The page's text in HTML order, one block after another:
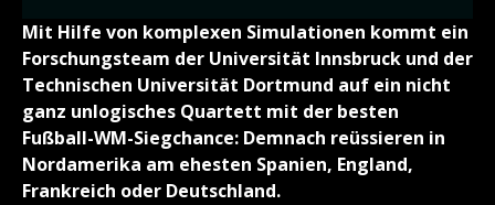
Mit Hilfe von komplexen Simulationen kommt ein
Forschungsteam der Universität Innsbruck und der
Technischen Universität Dortmund auf ein nicht
ganz unlogisches Quartett mit der besten
Fußball-WM-Siegchance: Demnach reüssieren in
Nordamerika am ehesten Spanien, England,
Frankreich oder Deutschland.